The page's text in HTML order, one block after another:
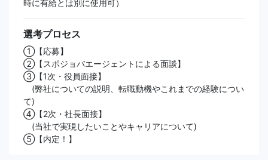
時に有給とは別に使用可）
選考プロセス
①【応募】
②【スポジョバエージェントによる面談】
③【1次・役員面接】
(弊社についての説明、転職動機やこれまでの経験につい
て)
④【2次・社長面接】
(当社で実現したいことやキャリアについて)
⑤【内定！】